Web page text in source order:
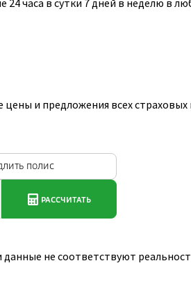
часа в сутки 7 дней в неделю в
и предложения всех
не соответствуют